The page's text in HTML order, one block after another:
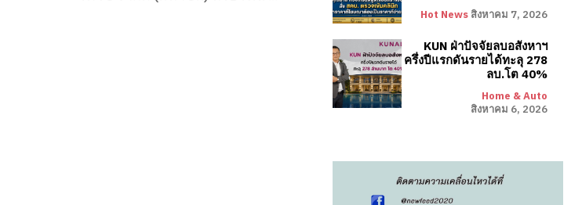
Hot News สิงหาคม 7, 2026
KUN ฝ่าปัจจัยลบอสังหาฯ
ครึ่งปีแรกดันรายได้ทะลุ 278
ลบ.โต 40%
Home & Auto
สิงหาคม 6, 2026